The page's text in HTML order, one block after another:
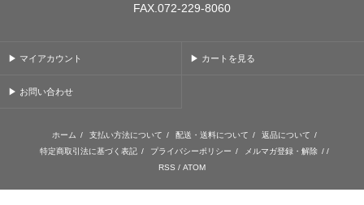
FAX.072-229-8060
▶ マイアカウント ▶ カートを見る
▶ お問い合わせ
ホーム / 支払い方法について / 配送・送料について / 返品について /
特定商取引法に基づく表記 / プライバシーポリシー / メルマガ登録・解除 / /
RSS / ATOM